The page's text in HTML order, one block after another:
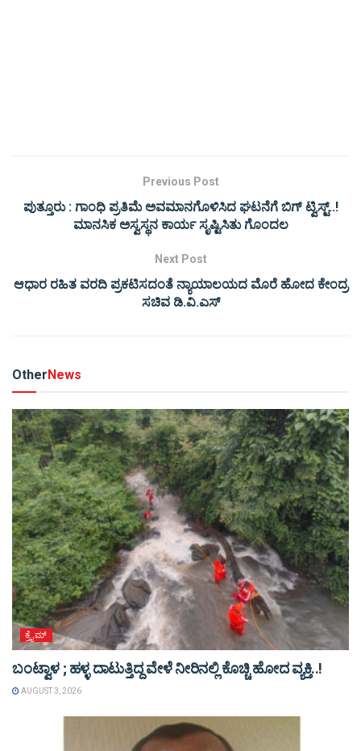
Previous Post
ಪುತ್ತೂರು : ಗಾಂಧಿ ಪ್ರತಿಮೆ ಅವಮಾನಗೊಳಿಸಿದ ಘಟನೆಗೆ ಬಿಗ್ ಟ್ವಿಸ್ಟ್..!
ಮಾನಸಿಕ ಅಸ್ವಸ್ಥನ ಕಾರ್ಯ ಸೃಷ್ಟಿಸಿತು ಗೊಂದಲ
Next Post
ಆಧಾರ ರಹಿತ ವರದಿ ಪ್ರಕಟಿಸದಂತೆ ನ್ಯಾಯಾಲಯದ ಮೊರೆ ಹೋದ ಕೇಂದ್ರ
ಸಚಿವ ಡಿ.ವಿ.ಎಸ್
OtherNews
ಕ್ರೈಮ್
ಬಂಟ್ವಾಳ ; ಹಳ್ಳ ದಾಟುತ್ತಿದ್ದ ವೇಳೆ ನೀರಿನಲ್ಲಿ ಕೊಚ್ಚಿ ಹೋದ ವ್ಯಕ್ತಿ..!
AUGUST 3, 2026